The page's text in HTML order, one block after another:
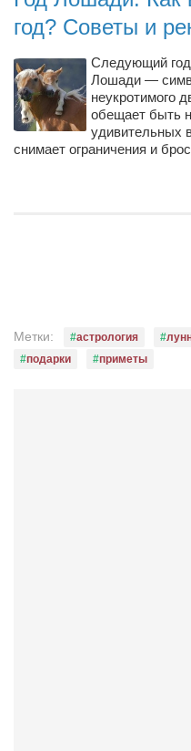
год? Советы и
Следующий
Лошади —
неукротимого
обещает быть
удивительных
снимает ограничения и
Метки: астрология
подарки
приметы